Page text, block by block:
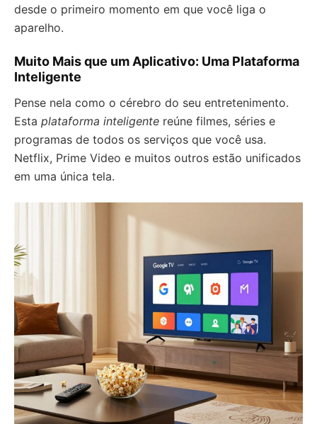
desde o primeiro momento em que você liga o
aparelho.
Muito Mais que um Aplicativo: Uma Plataforma
Inteligente
Pense nela como o cérebro do seu entretenimento.
Esta plataforma inteligente reúne filmes, séries e
programas de todos os serviços que você usa.
Netflix, Prime Video e muitos outros estão unificados
em uma única tela.